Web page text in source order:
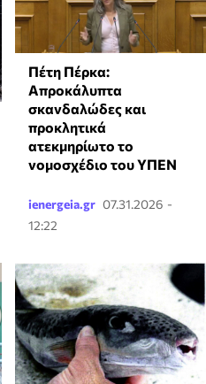
Πέτη Πέρκα:
Απροκάλυπτα
σκανδαλώδες και
προκλητικά
ατεκμηρίωτο το
νομοσχέδιο του ΥΠΕΝ
ienergeia.gr 07.31.2026 -
12:22